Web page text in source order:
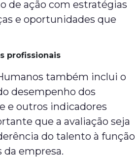
de ação com estratégias
e oportunidades que
profissionais
também inclui o
desempenho dos
e outros indicadores
que a avaliação seja
do talento à função
da empresa.